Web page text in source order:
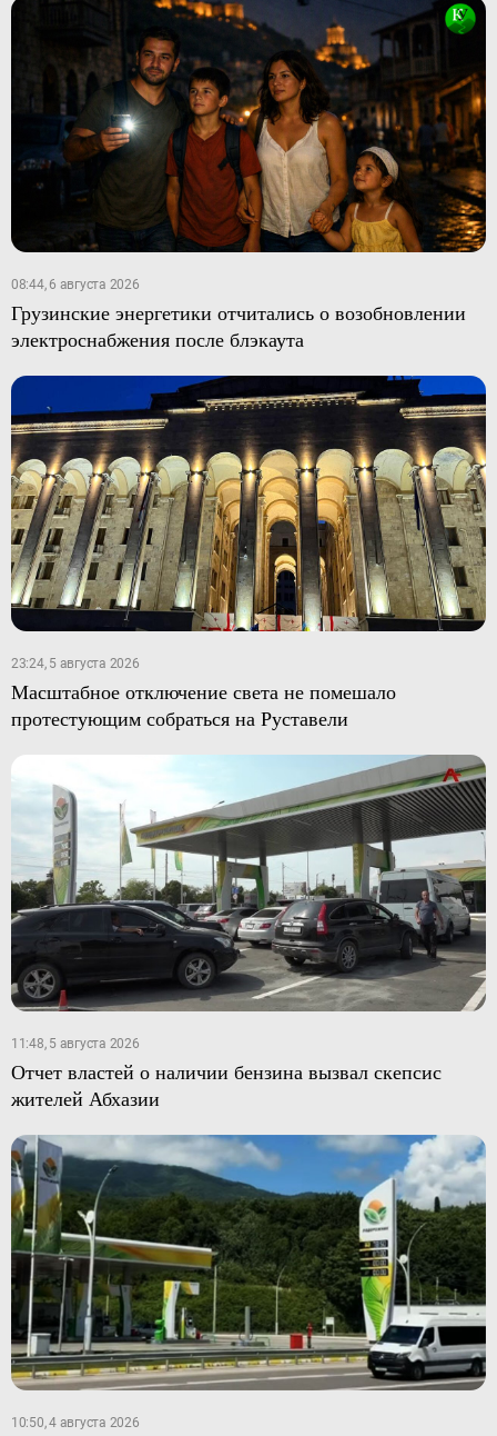
08:44, 6 августа 2026
Грузинские энергетики отчитались о возобновлении
электроснабжения после блэкаута
23:24, 5 августа 2026
Масштабное отключение света не помешало
протестующим собраться на Руставели
11:48, 5 августа 2026
Отчет властей о наличии бензина вызвал скепсис
жителей Абхазии
10:50, 4 августа 2026